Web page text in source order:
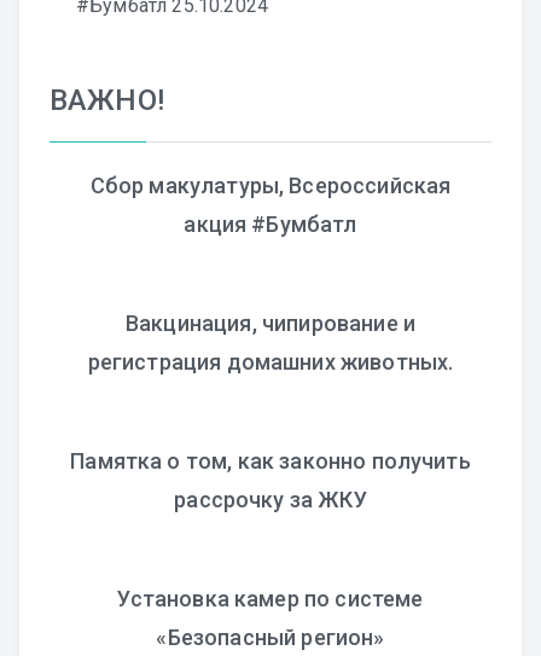
#Бумбатл 25.10.2024
ВАЖНО!
Сбор макулатуры, Всероссийская
акция #Бумбатл
Вакцинация, чипирование и
регистрация домашних животных.
Памятка о том, как законно получить
рассрочку за ЖКУ
Установка камер по системе
«Безопасный регион»